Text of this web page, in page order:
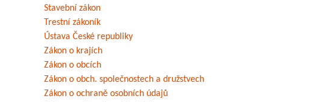
Stavební zákon
Trestní zákoník
Ústava České republiky
Zákon o krajích
Zákon o obcích
Zákon o obch. společnostech a družstvech
Zákon o ochraně osobních údajů